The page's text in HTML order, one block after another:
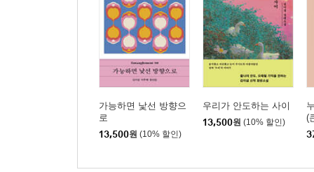
가능하면 낯선 방향으
로
13,500원 (10% 할인)
우리가 안도하는 사이
13,500원 (10% 할인)
(